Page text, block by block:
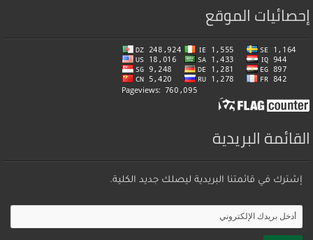
إحصائيات الموقع
القائمة البريدية
إشترك في قائمتنا البريدية ليصلك جديد الكلية.